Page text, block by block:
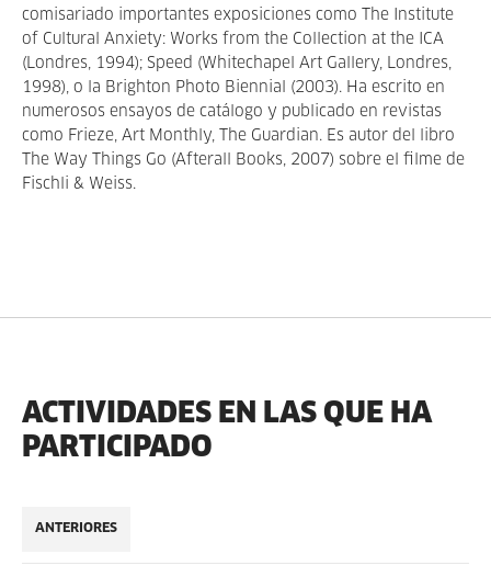
comisariado importantes exposiciones como The Institute
of Cultural Anxiety: Works from the Collection at the ICA
(Londres, 1994); Speed (Whitechapel Art Gallery, Londres,
1998), o la Brighton Photo Biennial (2003). Ha escrito en
numerosos ensayos de catálogo y publicado en revistas
como Frieze, Art Monthly, The Guardian. Es autor del libro
The Way Things Go (Afterall Books, 2007) sobre el filme de
Fischli & Weiss.
ACTIVIDADES EN LAS QUE HA
PARTICIPADO
ANTERIORES